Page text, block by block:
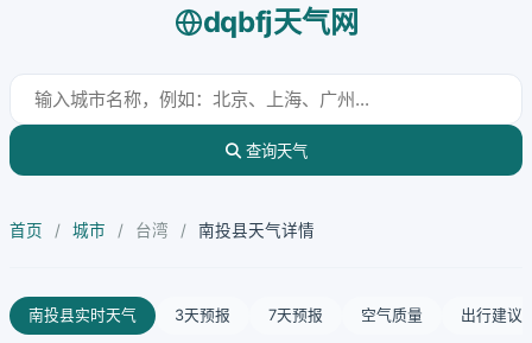
dqbfj天气网
查询天气
首页 / 城市 / 台湾 / 南投县天气详情
南投县实时天气 3天预报 7天预报 空气质量 出行建议